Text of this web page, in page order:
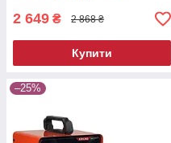
2 649 ₴ 2 868 ₴
Купити
–25%